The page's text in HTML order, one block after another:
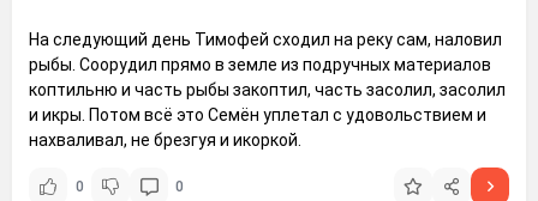
На следующий день Тимофей сходил на реку сам, наловил
рыбы. Соорудил прямо в земле из подручных материалов
коптильню и часть рыбы закоптил, часть засолил, засолил
и икры. Потом всё это Семён уплетал с удовольствием и
нахваливал, не брезгуя и икоркой.
0 0